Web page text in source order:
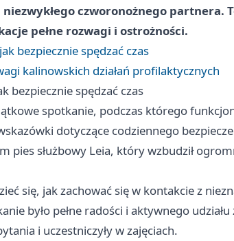
czworonożnego partnera.
pełne rozwagi i ostrożności.
bezpiecznie spędzać czas
kalinowskich działań profilaktycznych
bezpiecznie spędzać czas
spotkanie, podczas którego
dotyczące codziennego
pies służbowy Leia, który wzbudził
się, jak zachować się w kontakcie z
było pełne radości i aktywnego
i uczestniczyły w zajęciach.